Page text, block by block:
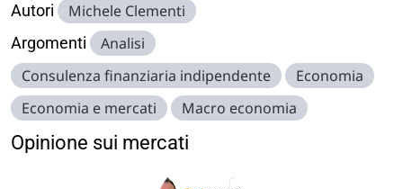
Autori Michele Clementi
Argomenti
Analisi
Consulenza finanziaria indipendente
Economia
Economia e mercati
Macro economia
Opinione sui mercati